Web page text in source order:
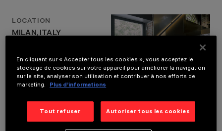
STUDIO LATINO -
MATTEO LATTUADA,
D’ÉCLAIRAGE
STUDIO LATINO -
MATTEO LATTUADA,
LOCATION
MILAN, ITALY
2023
CONCEPTION
ARCHITECTURALE
IRENE NOCERINO
En cliquant sur « Accepter tous les cookies », vous acceptez le
stockage de cookies sur votre appareil pour améliorer la navigation
sur le site, analyser son utilisation et contribuer à nos efforts de
marketing.
Plus d’informations
Tout refuser Autoriser tous les cookies